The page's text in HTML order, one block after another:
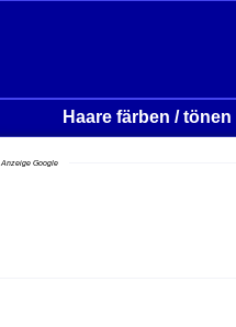
Haare färben /
Anzeige Google